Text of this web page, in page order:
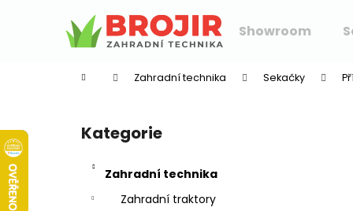
Showroom
Zahradní technika Sekačky
Přeskočit
kategorie
Kategorie
Zahradní technika
Zahradní traktory
Zpět
Zpět